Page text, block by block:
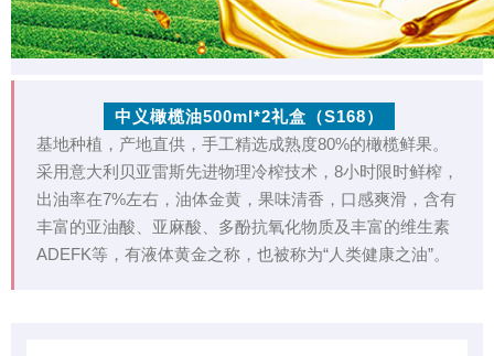
中义橄榄油500ml*2礼盒（S168）
基地种植，产地直供，手工精选成熟度80%的橄榄鲜果。
采用意大利贝亚雷斯先进物理冷榨技术，8小时限时鲜榨，
出油率在7%左右，油体金黄，果味清香，口感爽滑，含有
丰富的亚油酸、亚麻酸、多酚抗氧化物质及丰富的维生素
ADEFK等，有液体黄金之称，也被称为“人类健康之油”。